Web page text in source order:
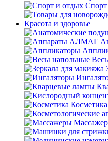
Красота и здоровье
Косметика